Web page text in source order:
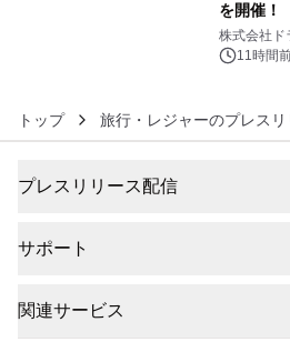
を開催！
株式会社ド
11時間
トップ 旅行・レジャーのプレス
プレスリリース配信
サポート
関連サービス